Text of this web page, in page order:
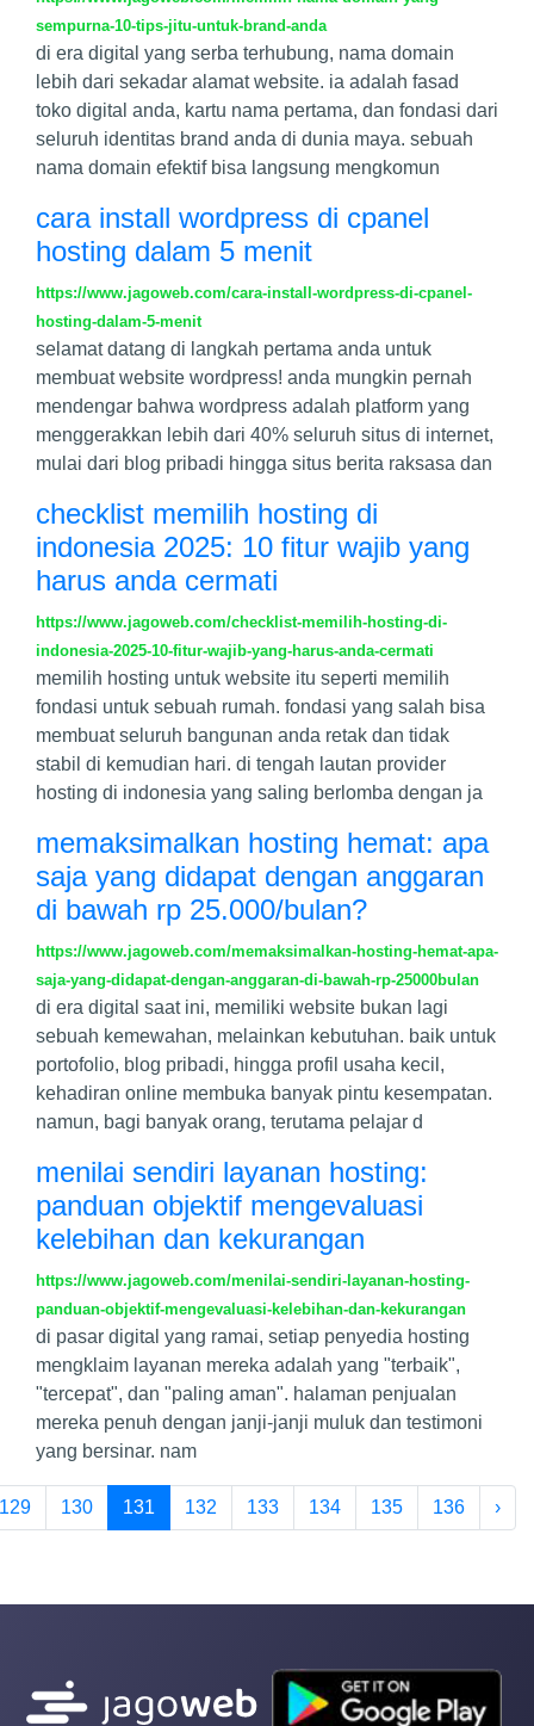
sempurna-10-tips-jitu-untuk-brand-anda
di era digital yang serba terhubung, nama domain
lebih dari sekadar alamat website. ia adalah fasad
toko digital anda, kartu nama pertama, dan fondasi dari
seluruh identitas brand anda di dunia maya. sebuah
nama domain efektif bisa langsung mengkomun
cara install wordpress di cpanel
hosting dalam 5 menit
https://www.jagoweb.com/cara-install-wordpress-di-cpanel-
hosting-dalam-5-menit
selamat datang di langkah pertama anda untuk
membuat website wordpress! anda mungkin pernah
mendengar bahwa wordpress adalah platform yang
menggerakkan lebih dari 40% seluruh situs di internet,
mulai dari blog pribadi hingga situs berita raksasa dan
checklist memilih hosting di
indonesia 2025: 10 fitur wajib yang
harus anda cermati
https://www.jagoweb.com/checklist-memilih-hosting-di-
indonesia-2025-10-fitur-wajib-yang-harus-anda-cermati
memilih hosting untuk website itu seperti memilih
fondasi untuk sebuah rumah. fondasi yang salah bisa
membuat seluruh bangunan anda retak dan tidak
stabil di kemudian hari. di tengah lautan provider
hosting di indonesia yang saling berlomba dengan ja
memaksimalkan hosting hemat: apa
saja yang didapat dengan anggaran
di bawah rp 25.000/bulan?
https://www.jagoweb.com/memaksimalkan-hosting-hemat-apa-
saja-yang-didapat-dengan-anggaran-di-bawah-rp-25000bulan
di era digital saat ini, memiliki website bukan lagi
sebuah kemewahan, melainkan kebutuhan. baik untuk
portofolio, blog pribadi, hingga profil usaha kecil,
kehadiran online membuka banyak pintu kesempatan.
namun, bagi banyak orang, terutama pelajar d
menilai sendiri layanan hosting:
panduan objektif mengevaluasi
kelebihan dan kekurangan
https://www.jagoweb.com/menilai-sendiri-layanan-hosting-
panduan-objektif-mengevaluasi-kelebihan-dan-kekurangan
di pasar digital yang ramai, setiap penyedia hosting
mengklaim layanan mereka adalah yang "terbaik",
"tercepat", dan "paling aman". halaman penjualan
mereka penuh dengan janji-janji muluk dan testimoni
yang bersinar. nam
129 130 131 132 133 134 135 136 ›